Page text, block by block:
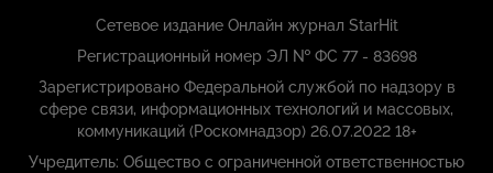
Сетевое издание Онлайн журнал StarHit
Регистрационный номер ЭЛ № ФС 77 - 83698
Зарегистрировано Федеральной службой по надзору в
сфере связи, информационных технологий и массовых,
коммуникаций (Роскомнадзор) 26.07.2022 18+
Учредитель: Общество с ограниченной ответственностью